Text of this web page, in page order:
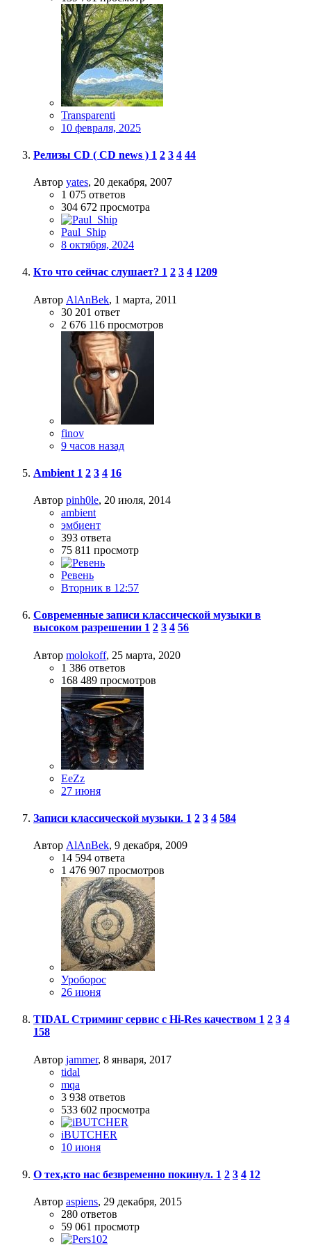
Transparenti
10 февраля, 2025
Релизы CD ( CD news ) 1 2 3 4 44
Автор yates, 20 декабря, 2007
1 075 ответов
304 672 просмотра
Paul_Ship
8 октября, 2024
Кто что сейчас слушает? 1 2 3 4 1209
Автор AlAnBek, 1 марта, 2011
30 201 ответ
2 676 116 просмотров
finov
9 часов назад
Ambient 1 2 3 4 16
Автор pinh0le, 20 июля, 2014
ambient
эмбиент
393 ответа
75 811 просмотр
Ревень
Вторник в 12:57
Современные записи классической музыки в
высоком разрешении 1 2 3 4 56
Автор molokoff, 25 марта, 2020
1 386 ответов
168 489 просмотров
EeZz
27 июня
Записи классической музыки. 1 2 3 4 584
Автор AlAnBek, 9 декабря, 2009
14 594 ответа
1 476 907 просмотров
Уроборос
26 июня
TIDAL Стриминг сервис с Hi-Res качеством 1 2 3 4
158
Автор jammer, 8 января, 2017
tidal
mqa
3 938 ответов
533 602 просмотра
iBUTCHER
10 июня
О тех,кто нас безвременно покинул. 1 2 3 4 12
Автор aspiens, 29 декабря, 2015
280 ответов
59 061 просмотр